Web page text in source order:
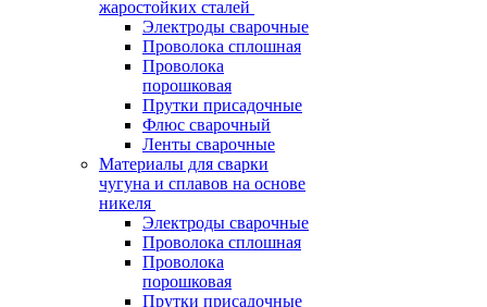
жаростойких сталей
Электроды сварочные
Проволока сплошная
Проволока
порошковая
Прутки присадочные
Флюс сварочный
Ленты сварочные
Материалы для сварки
чугуна и сплавов на основе
никеля
Электроды сварочные
Проволока сплошная
Проволока
порошковая
Прутки присадочные